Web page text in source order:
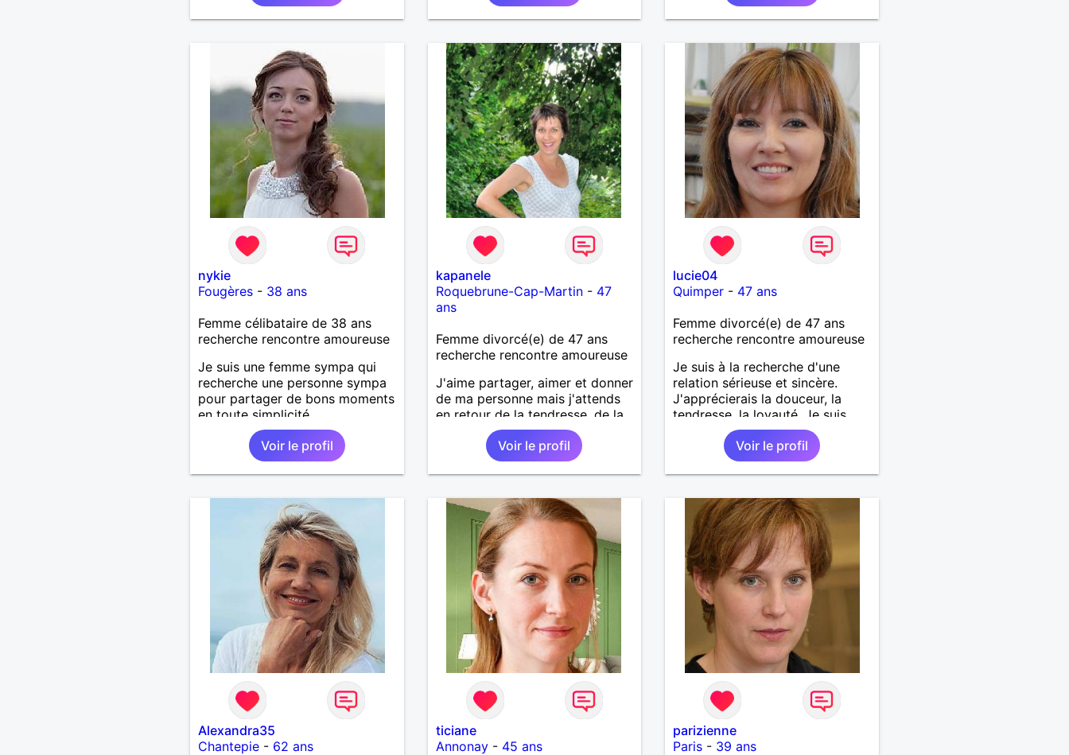
nykie
Fougères- 38 ans
Femme célibataire de 38 ans
recherche rencontre amoureuse
Je suis une femme sympa qui
recherche une personne sympa
pour partager de bons moments
en toute simplicité.
Voir le profil
kapanele
Roquebrune-Cap-Martin- 47
ans
Femme divorcé(e) de 47 ans
recherche rencontre amoureuse
J'aime partager, aimer et donner
de ma personne mais j'attends
en retour de la tendresse, de la
douceur et de l'amour. Suis je
trop exigeante?Voir le profil
lucie04
Quimper - 47 ans
Femme divorcé(e) de 47 ans
recherche rencontre amoureuse
Je suis à la recherche d'une
relation sérieuse et sincère.
J'apprécierais la douceur, la
tendresse, la loyauté. Je suis
dynamique.
Voir le profil
Alexandra35
Chantepie- 62 ans
ticiane
Annonay- 45 ans
parizienne
Paris - 39 ans